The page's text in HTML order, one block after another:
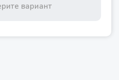
вариант